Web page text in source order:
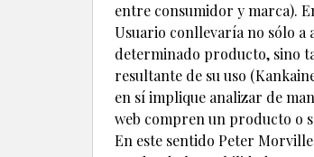
entre consumidor y marca).
Usuario conllevaría no sólo a
determinado producto, sino
resultante de su uso
en sí implique analizar de
web compren un producto o
En este sentido Peter